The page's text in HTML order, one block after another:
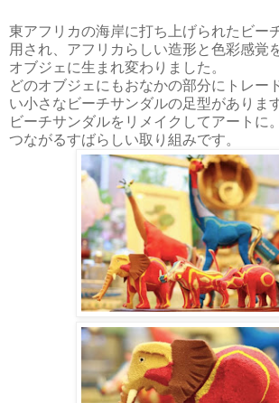
東アフリカの海岸に打ち上げられたビー
用され、アフリカらしい造形と色彩感覚
オブジェに生まれ変わりました。
どのオブジェにもおなかの部分にトレー
い小さなビーチサンダルの足型があります
ビーチサンダルをリメイクしてアートに
つながるすばらしい取り組みです。